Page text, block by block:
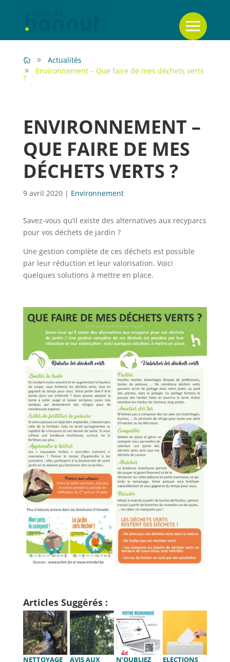
Actualités
Environnement – Que faire de mes déchets verts
?
ENVIRONNEMENT –
QUE FAIRE DE MES
DÉCHETS VERTS ?
9 avril 2020| Environnement
Savez-vous qu’il existe des alternatives aux recyparcs
pour vos déchets de jardin ?
Une gestion complète de ces déchets est possible
par leur réduction et leur valorisation. Voici
quelques solutions à mettre en place.
Articles Suggérés :
NETTOYAGE
AVIS AUX
N’OUBLIEZ
ELECTIONS